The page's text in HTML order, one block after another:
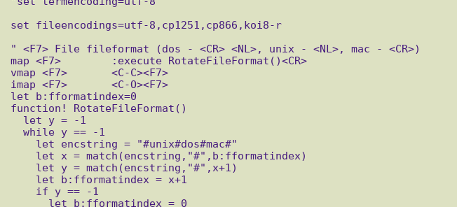
set fileencodings=utf-8,cp1251,cp866,koi8-r
" <F7> File fileformat (dos - <CR> <NL>, unix - <NL>, mac - <CR>)
map <F7>	:execute RotateFileFormat()<CR>
vmap <F7>	<C-C><F7>
imap <F7>	<C-O><F7>
let b:fformatindex=0
function! RotateFileFormat()